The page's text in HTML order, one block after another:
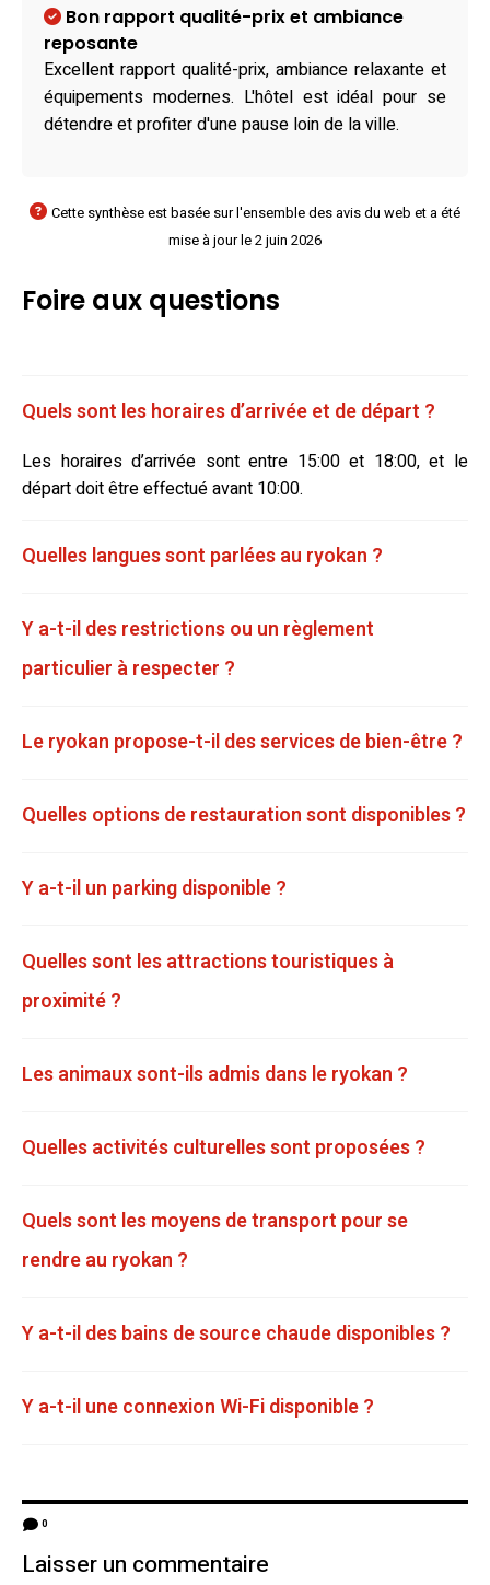
Bon rapport qualité-prix et ambiance
reposante
Excellent rapport qualité-prix, ambiance relaxante et
équipements modernes. L'hôtel est idéal pour se
détendre et profiter d'une pause loin de la ville.
Cette synthèse est basée sur l'ensemble des avis du web et a été
mise à jour le 2 juin 2026
Foire aux questions
Quels sont les horaires d’arrivée et de départ ?
Les horaires d’arrivée sont entre 15:00 et 18:00, et le
départ doit être effectué avant 10:00.
Quelles langues sont parlées au ryokan ?
Y a-t-il des restrictions ou un règlement
particulier à respecter ?
Le ryokan propose-t-il des services de bien-être ?
Quelles options de restauration sont disponibles ?
Y a-t-il un parking disponible ?
Quelles sont les attractions touristiques à
proximité ?
Les animaux sont-ils admis dans le ryokan ?
Quelles activités culturelles sont proposées ?
Quels sont les moyens de transport pour se
rendre au ryokan ?
Y a-t-il des bains de source chaude disponibles ?
Y a-t-il une connexion Wi-Fi disponible ?
0
Laisser un commentaire